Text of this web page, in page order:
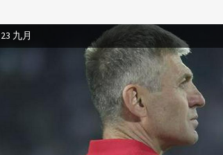
23 九月